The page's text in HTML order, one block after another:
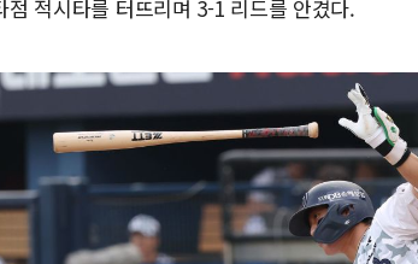
점 적시타를 터뜨리며 3-1 리드를 안겼다.